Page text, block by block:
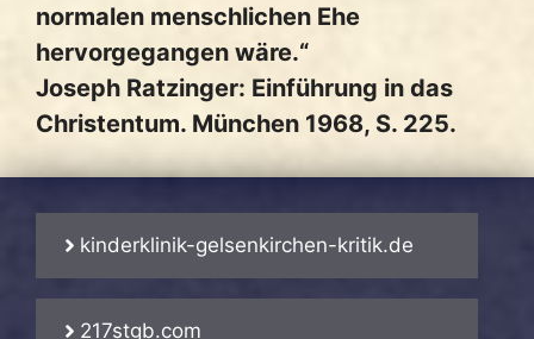
normalen menschlichen Ehe
hervorgegangen wäre.“
Joseph Ratzinger: Einführung in das
Christentum. München 1968, S. 225.
kinderklinik-gelsenkirchen-kritik.de
217stgb.com